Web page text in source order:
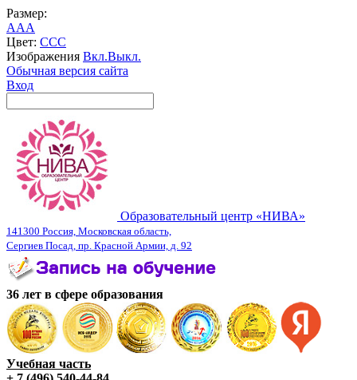
Размер:
AAA
Цвет: CCC
Изображения Вкл.Выкл.
Обычная версия сайта
Вход
Образовательный центр «НИВА»
141300 Россия, Московская область,
Сергиев Посад, пр. Красной Армии, д. 92
36 лет в сфере образования
Учебная часть